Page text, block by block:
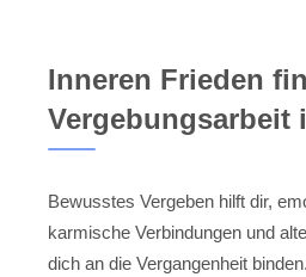
Inneren Frieden
Vergebungsarbeit
Bewusstes Vergeben hilft dir,
karmische Verbindungen und
dich an die Vergangenheit